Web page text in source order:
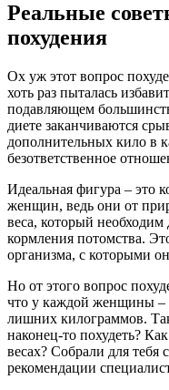
Реальные
похудения
Ох уж этот вопрос
хоть раз пыталась
подавляющем
диете заканчиваются
дополнительных кило в
безответственное
Идеальная фигура – это
женщин, ведь они от
веса, который
кормления потомства.
организма, с которыми
Но от этого вопрос
что у каждой женщины –
лишних килограммов.
наконец-то похудеть?
весах? Собрали для
рекомендации